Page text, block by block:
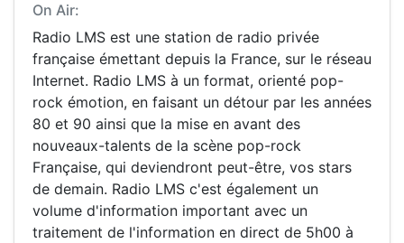
On Air:
Radio LMS est une station de radio privée
française émettant depuis la France, sur le réseau
Internet. Radio LMS à un format, orienté pop-
rock émotion, en faisant un détour par les années
80 et 90 ainsi que la mise en avant des
nouveaux-talents de la scène pop-rock
Française, qui deviendront peut-être, vos stars
de demain. Radio LMS c'est également un
volume d'information important avec un
traitement de l'information en direct de 5h00 à